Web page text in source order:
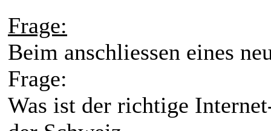
Frage:
Beim anschliessen eines
Frage:
Was ist der richtige